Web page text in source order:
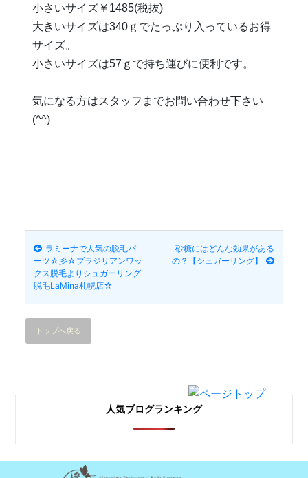
小さいサイズ￥1485(税抜)
大きいサイズは340ｇでたっぷり入っているお得
サイズ。
小さいサイズは57ｇで持ち運びに便利です。
気になる方はスタッフまでお問い合わせ下さい
(^^)
ラミーナで人気の脱毛パ
ーツ☆彡☆ブラジリアンワッ
クス脱毛よりシュガーリング
脱毛LaMina札幌店☆
砂糖にはどんな効果がある
の？【シュガーリング】
トップへ戻る
人気ブログランキング